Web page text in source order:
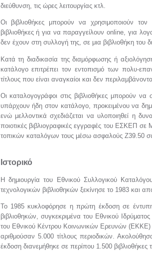
διεύθυνση, τις ώρες λειτουργίας κτλ.
Οι βιβλιοθήκες μπορούν να χρησιμοποιούν
βιβλιοθήκες ή για να παραγγείλουν online, για
δεν έχουν στη συλλογή της, σε μια βιβλιοθήκη του
Κατά τη διαδικασία της διαμόρφωσης ή
κατάλογο επιτρέπει τον εντοπισμό των πολυ-
τίτλους που είναι αναγκαίοι και δεν
Οι καταλογογράφοι στις βιβλιοθήκες μπορούν να
υπάρχουν ήδη στον κατάλογο, προκειμένου να
ενώ μελλοντικά σχεδιάζεται να υλοποιηθεί η
ποιοτικές βιβλιογραφικές εγγραφές του ΕΣΚΕΠ
τοπικών καταλόγων τους μέσω ασφαλούς Z39.50
Ιστορικό
Η δημιουργία του Εθνικού Συλλογικού
τεχνολογικών βιβλιοθηκών ξεκίνησε το 1983 και
Το 1985 κυκλοφόρησε η πρώτη έκδοση σε
βιβλιοθηκών, συγκεκριμένα του Εθνικού
του Εθνικού Κέντρου Κοινωνικών Ερευνών
αριθμούσαν 5.000 τίτλους περιοδικών.
έκδοση διανεμήθηκε σε περίπου 1.500 βιβλιοθήκες